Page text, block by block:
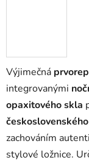
Výjimečná
integrovanými
opaxitového skla
zachováním
stylové ložnice.